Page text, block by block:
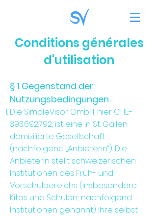
Conditions générales
d'utilisation
§ 1 Gegenstand der
Nutzungsbedingungen
Die SimpleVisor GmbH, hier CHE-
393.692.792, ist eine in St. Gallen
domizilierte Gesellschaft
(nachfolgend „Anbieterin“). Die
Anbieterin stellt schweizerischen
Institutionen des Früh- und
Vorschulbereichs (insbesondere
Kitas und Schulen; nachfolgend
Institutionen genannt) ihre selbst